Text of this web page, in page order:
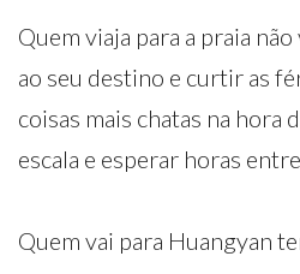
Quem viaja para a praia
ao seu destino e curtir as
coisas mais chatas na hora
escala e esperar horas
Quem vai para Huangyan